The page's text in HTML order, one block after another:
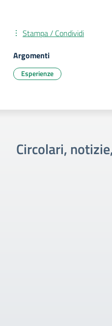
Stampa / Condividi
Argomenti
Esperienze
Circolari,